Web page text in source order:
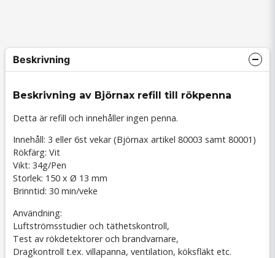
Beskrivning
Beskrivning av Björnax refill till rökpenna
Detta är refill och innehåller ingen penna.
Innehåll: 3 eller 6st vekar (Björnax artikel 80003 samt 80001)
Rökfärg: Vit
Vikt: 34g/Pen
Storlek: 150 x Ø 13 mm
Brinntid: 30 min/veke
Användning:
Luftströmsstudier och täthetskontroll,
Test av rökdetektorer och brandvarnare,
Dragkontroll t.ex. villapanna, ventilation, köksfläkt etc.